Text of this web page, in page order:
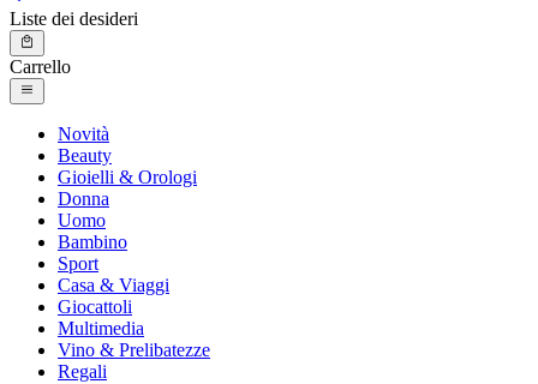
Liste dei desideri
Carrello
Novità
Beauty
Gioielli & Orologi
Donna
Uomo
Bambino
Sport
Casa & Viaggi
Giocattoli
Multimedia
Vino & Prelibatezze
Regali